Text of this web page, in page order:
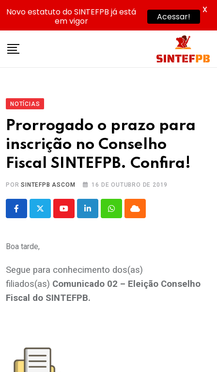
NOTÍCIAS
Prorrogado o prazo para
inscrição no Conselho
Fiscal SINTEFPB. Confira!
PORSINTEFPB ASCOM 16 DE OUTUBRO DE 2019
YoutubeLinkedInWhatsappCloud
Boa tarde,
Segue para conhecimento dos(as)
filiados(as) Comunicado 02 – Eleição Conselho
Fiscal do SINTEFPB.
Novo estatuto do SINTEFPB já está
em vigor
Acessar!
X